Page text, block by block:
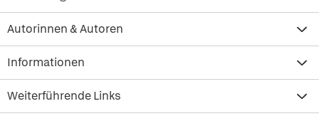
Autorinnen & Autoren
Informationen
Weiterführende Links